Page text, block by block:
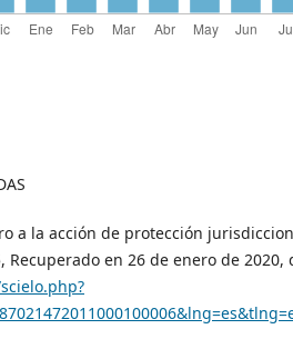
a la acción de protección
Recuperado en 26 de enero de 2020,